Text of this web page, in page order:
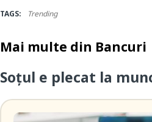
TAGS: Trending
Mai multe din Bancuri
Soțul e plecat la